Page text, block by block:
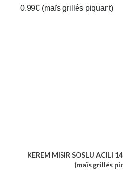
KEREM MISIR SOSLU ACILI
(maïs grillés